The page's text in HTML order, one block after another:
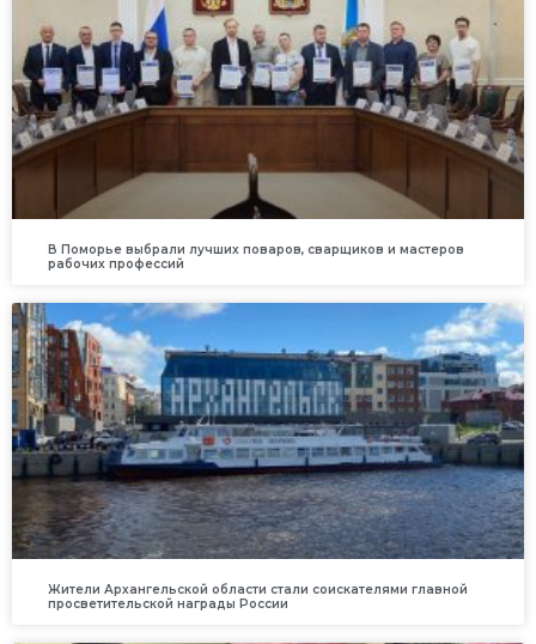
В Поморье выбрали лучших поваров, сварщиков и мастеров
рабочих профессий
Жители Архангельской области стали соискателями главной
просветительской награды России